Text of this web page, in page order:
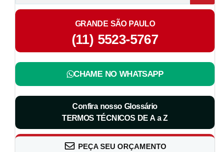
GRANDE SÃO PAULO
(11) 5523-5767
CHAME NO WHATSAPP
Confira nosso Glossário
TERMOS TÉCNICOS DE A a Z
PEÇA SEU ORÇAMENTO